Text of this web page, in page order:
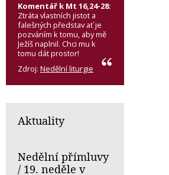
Komentář k Mt 16,24-28:
Ztráta vlastních jistot a
falešných představ ať je
pozváním k tomu, aby mě
Ježíš naplnil. Chci mu k
tomu dát prostor!
Zdroj: Nedělní liturgie
Aktuality
Nedělní přímluvy
/ 19. neděle v